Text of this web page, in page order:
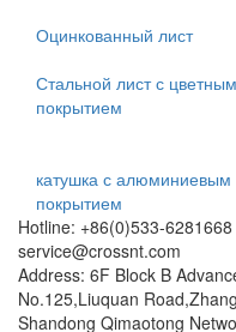
Оцинкованный лист
Стальной лист с цветным
покрытием
катушка с алюминиевым
покрытием
Hotline: +86(0)533-
service@crossnt.com
Address: 6F Block B
No.125,Liuquan
Shandong Qimaotong